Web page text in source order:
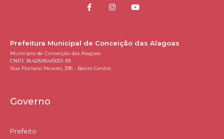
Prefeitura Municipal de Conceição das Alagoas
Município de Conceição das Alagoas
CNPJ: 18.428.854/0001-39
Rua Floriano Peixoto, 395 - Bairro Centro
Governo
Prefeito